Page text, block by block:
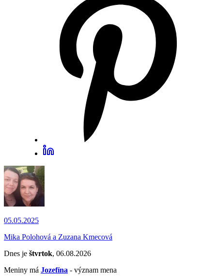
05.05.2025
Mika Polohová a Zuzana Kmecová
Dnes je štvrtok, 06.08.2026
Meniny má Jozefína - význam mena